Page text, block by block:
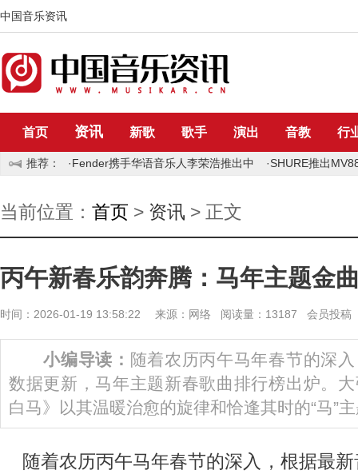
中国音乐资讯
首页 资讯 新歌 歌手 演出 音教 行
推荐： ·Fender携手华语音乐人李荣浩推出中 ·SHURE推出
当前位置： 首页 > 资讯 > 正文
丙午新春乐韵奔腾：马年主题金
时间：2026-01-19 13:58:22 来源：网络 阅读量：13187 会员投稿
小编导读： 随着农历丙午马年春节的深
数据更新，马年主题新春歌曲排行榜出炉。
白马》以其温暖治愈的旋律和恰逢其时的“马”
随着农历丙午马年春节的深入，根据最